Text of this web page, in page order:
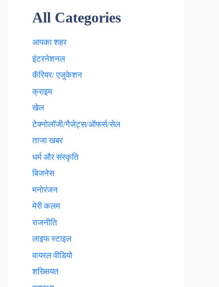
All Categories
आपका शहर
इंटरनेशनल
कॅरियर/ एजुकेशन
क्राइम
खेल
टेक्नाेलाॅजी/गैजेट्स/ऑफर्स/सेल
ताजा खबर
धर्म और संस्कृति
बिजनेस
मनोरंजन
मेरी कलम
राजनीति
लाइफ स्टाइल
वायरल वीडियो
शख्सियत